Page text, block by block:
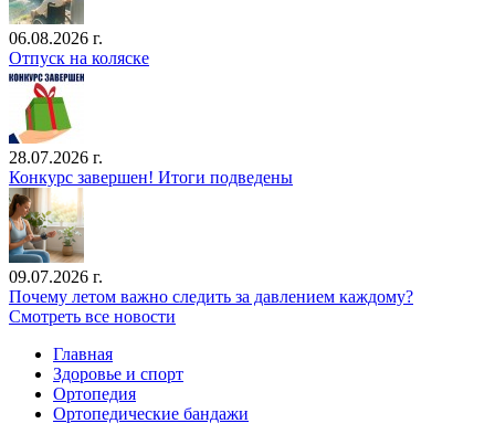
06.08.2026 г.
Отпуск на коляске
28.07.2026 г.
Конкурс завершен! Итоги подведены
09.07.2026 г.
Почему летом важно следить за давлением каждому?
Смотреть все новости
Главная
Здоровье и спорт
Ортопедия
Ортопедические бандажи